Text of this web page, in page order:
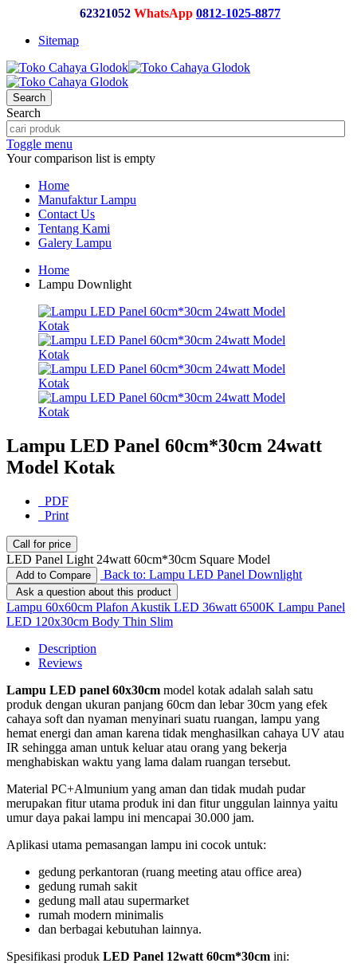
62321052 WhatsApp 0812-1025-8877
Sitemap
Search
Search
Toggle menu
Your comparison list is empty
Home
Manufaktur Lampu
Contact Us
Tentang Kami
Galery Lampu
Home
Lampu Downlight
Lampu LED Panel 60cm*30cm 24watt
Model Kotak
PDF
Print
Call for price
LED Panel Light 24watt 60cm*30cm Square Model
Add to Compare Back to: Lampu LED Panel Downlight
Ask a question about this product
Lampu 60x60cm Plafon Akustik LED 36watt 6500K Lampu Panel
LED 120x30cm Body Thin Slim
Description
Reviews
Lampu LED panel 60x30cm model kotak adalah salah satu
produk dengan ukuran panjang 60cm dan lebar 30cm yang efek
cahaya soft dan nyaman menyinari suatu ruangan, lampu yang
hemat energi dan aman karena tidak menghasilkan cahaya UV atau
IR sehingga aman untuk keluar atau orang yang bekerja
menghabiskan waktu yang lama dalam ruangan tersebut.
Material PC+Almunium yang aman dan tidak mudah pudar
merupakan fitur utama produk ini dan fitur unggulan lainnya yaitu
umur daya pakai lampu ini mencapai 30.000 jam.
Aplikasi utama pemasangan lampu ini cocok untuk:
gedung perkantoran (ruang meeting atau office area)
gedung rumah sakit
gedung mall atau supermarket
rumah modern minimalis
dan berbagai kebutuhan lainnya.
Spesifikasi produk LED Panel 12watt 60cm*30cm ini: